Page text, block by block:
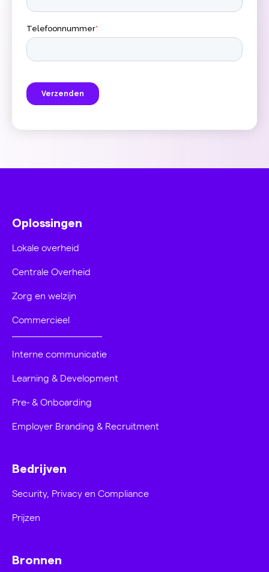
Oplossingen
Lokale overheid
Centrale Overheid
Zorg en welzijn
Commercieel
Interne communicatie
Learning & Development
Pre- & Onboarding
Employer Branding & Recruitment
Bedrijven
Security, Privacy en Compliance
Prijzen
Bronnen